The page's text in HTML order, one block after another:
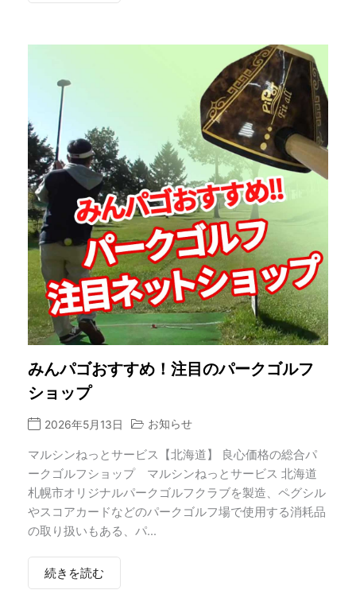
みんパゴおすすめ！注目のパークゴルフ
ショップ
2026年5月13日 お知らせ
マルシンねっとサービス【北海道】 良心価格の総合パ
ークゴルフショップ マルシンねっとサービス 北海道
札幌市オリジナルパークゴルフクラブを製造、ペグシル
やスコアカードなどのパークゴルフ場で使用する消耗品
の取り扱いもある、パ...
続きを読む